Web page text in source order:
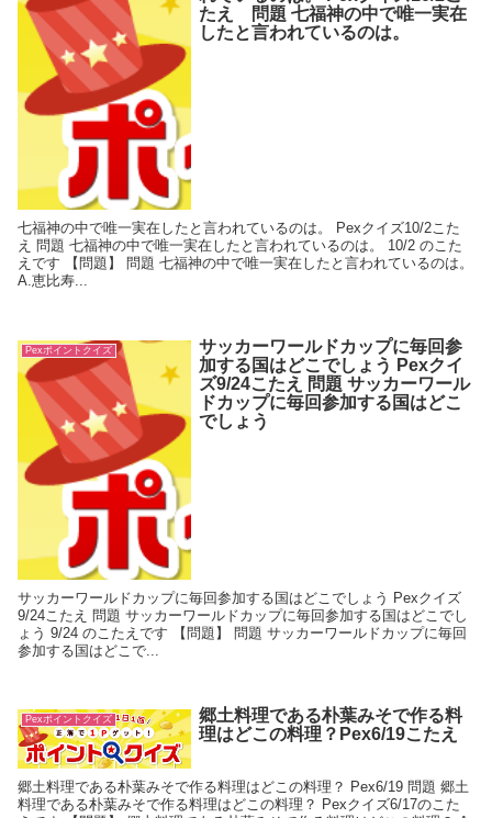
たえ 問題 七福神の中で唯一実在
したと言われているのは。
七福神の中で唯一実在したと言われているのは。 Pexクイズ10/2こた
え 問題 七福神の中で唯一実在したと言われているのは。 10/2 のこた
えです 【問題】 問題 七福神の中で唯一実在したと言われているのは。
A.恵比寿...
Pexポイントクイズ
サッカーワールドカップに毎回参
加する国はどこでしょう Pexクイ
ズ9/24こたえ 問題 サッカーワール
ドカップに毎回参加する国はどこ
でしょう
サッカーワールドカップに毎回参加する国はどこでしょう Pexクイズ
9/24こたえ 問題 サッカーワールドカップに毎回参加する国はどこでし
ょう 9/24 のこたえです 【問題】 問題 サッカーワールドカップに毎回
参加する国はどこで...
Pexポイントクイズ
郷土料理である朴葉みそで作る料
理はどこの料理？Pex6/19こたえ
郷土料理である朴葉みそで作る料理はどこの料理？ Pex6/19 問題 郷土
料理である朴葉みそで作る料理はどこの料理？ Pexクイズ6/17のこた